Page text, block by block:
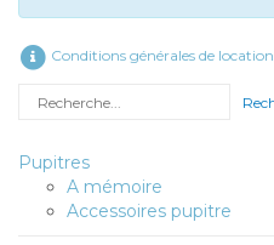
Conditions générales de location
Rechercher
Pupitres
A mémoire
Accessoires pupitre